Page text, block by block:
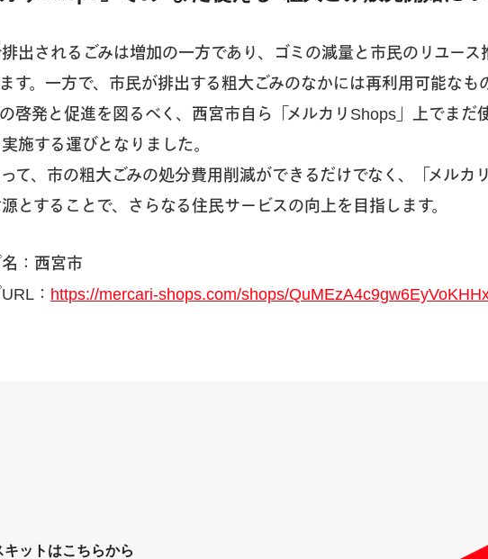
出されるごみは増加の一方であり、ゴミの減量と市民のリユー
す。一方で、市民が排出する粗大ごみのなかには再利用可能なも
啓発と促進を図るべく、西宮市自ら「メルカリShops」上でまだ
施する運びとなりました。
て、市の粗大ごみの処分費用削減ができるだけでなく、「メルカ
とすることで、さらなる住民サービスの向上を目指します。
：西宮市
： https://mercari-shops.com/shops/
キットはこちらから